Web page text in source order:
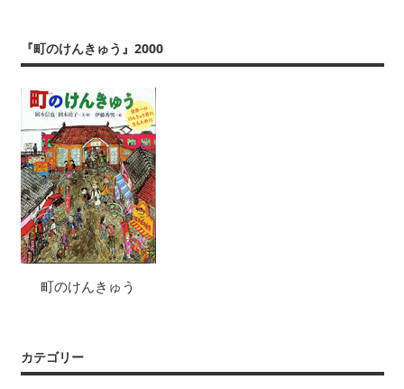
『町のけんきゅう』2000
町のけんきゅう
カテゴリー